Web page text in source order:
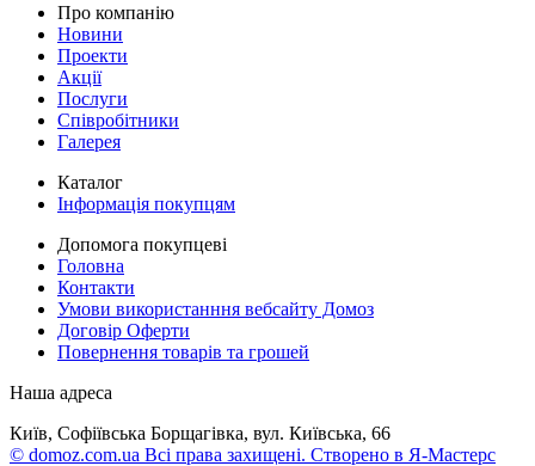
Про компанію
Новини
Проекти
Акції
Послуги
Співробітники
Галерея
Каталог
Інформація покупцям
Допомога покупцеві
Головна
Контакти
Умови використанння вебсайту Домоз
Договір Оферти
Повернення товарів та грошей
Наша адреса
Київ, Софіївська Борщагівка, вул. Київська, 66
© domoz.com.ua Всі права захищені. Створено в Я-Мастерс